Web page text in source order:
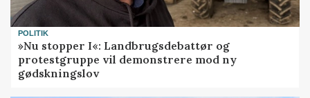
POLITIK
»Nu stopper I«: Landbrugsdebattør og
protestgruppe vil demonstrere mod ny
gødskningslov